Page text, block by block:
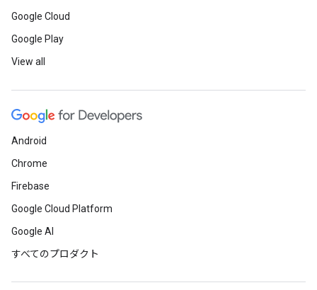
Google Cloud
Google Play
View all
Android
Chrome
Firebase
Google Cloud Platform
Google AI
すべてのプロダクト